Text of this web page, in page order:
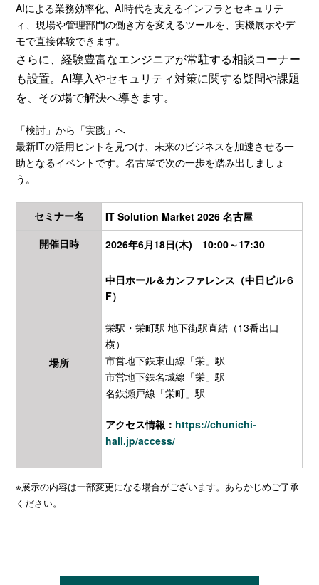
AIによる業務効率化、AI時代を支えるインフラとセキュリテ
ィ、現場や管理部門の働き方を変えるツールを、実機展示やデ
モで直接体験できます。
さらに、経験豊富なエンジニアが常駐する相談コーナー
も設置。AI導入やセキュリティ対策に関する疑問や課題
を、その場で解決へ導きます。
「検討」から「実践」へ
最新ITの活用ヒントを見つけ、未来のビジネスを加速させる一
助となるイベントです。名古屋で次の一歩を踏み出しましょ
う。
セミナー名
IT Solution Market 2026 名古屋
開催日時
2026年6月18日(木) 10:00～17:30
場所
中日ホール＆カンファレンス（中日ビル６
F）
栄駅・栄町駅 地下街駅直結（13番出口
横）
市営地下鉄東山線「栄」駅
市営地下鉄名城線「栄」駅
名鉄瀬戸線「栄町」駅
アクセス情報： https://chunichi-
hall.jp/access/
※展示の内容は一部変更になる場合がございます。あらかじめご了承
ください。